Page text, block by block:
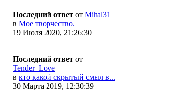
Последний ответ от Mihal31
в Мое творчество.
19 Июля 2020, 21:26:30
Последний ответ от
Tender_Love
в кто какой скрытый смыл в...
30 Марта 2019, 12:30:39